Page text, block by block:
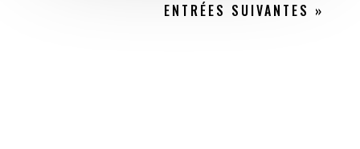
ENTRÉES SUIVANTES »